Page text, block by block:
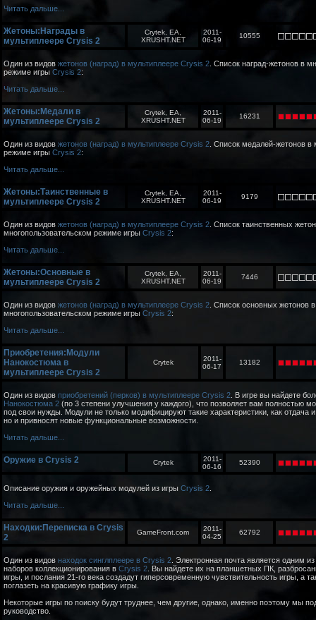
Читать дальше...
Жетоны:Награды в
мультиплеере Crysis 2
Crytek, EA,
XRUSHT.NET
2011-
06-19
10555
Один из видов жетонов (наград) в мультиплеере Crysis 2 . Список наград-жетонов в
режиме игры Crysis 2:
Читать дальше...
Жетоны:Медали в
мультиплеере Crysis 2
Crytek, EA,
XRUSHT.NET
2011-
06-19
16231
Один из видов жетонов (наград) в мультиплеере Crysis 2 . Список медалей-жетонов в
режиме игры Crysis 2:
Читать дальше...
Жетоны:Таинственные в
мультиплеере Crysis 2
Crytek, EA,
XRUSHT.NET
2011-
06-19
9179
Один из видов жетонов (наград) в мультиплеере Crysis 2 . Список таинственных
многопользовательском режиме игры Crysis 2:
Читать дальше...
Жетоны:Основные в
мультиплеере Crysis 2
Crytek, EA,
XRUSHT.NET
2011-
06-19
7446
Один из видов жетонов (наград) в мультиплеере Crysis 2 . Список основных жетонов в
многопользовательском режиме игры Crysis 2:
Читать дальше...
Приобретения:Модули
Нанокостюма в
мультиплеере Crysis 2
Crytek
2011-
06-17
13182
Один из видов приобретений (перков) в мультиплеере Crysis 2 . В игре вы найдете
Нанокостюма 2 (по 3 степени улучшения у каждого), что позволяет вам полностью
под свои нужды. Модули не только модифицируют такие характеристики, как отдача
но и привносят новые функциональные возможности.
Читать дальше...
Оружие в Crysis 2 Crytek
2011-
06-16
52390
Описание оружия и оружейных модулей из игры Crysis 2
Читать дальше...
Находки:Переписка в Crysis
2
GameFront.com
2011-
04-25
62792
Один из видов находок синглплеере в Crysis 2 . Электронная почта является одним
наборов коллекционирования в Crysis 2 . Вы найдете их на планшетных ПК,
игры, и послания 21-го века создадут гиперсовременную чувствительность игры, а
поглазеть на красивую графику игры.
Некоторые игры по поиску будут труднее, чем другие, однако, именно поэтому мы
руководство.